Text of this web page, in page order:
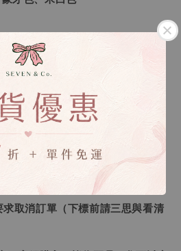
！
含假日）寄出，如遇缺貨請見諒！
求取消訂單（下標前請三思與看清